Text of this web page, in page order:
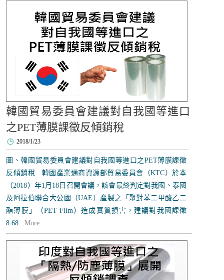
韓國貿易委員會建議對自我國等進口
之PET薄膜課徵反傾銷稅
2018/1/23
圖、韓國貿易委員會建議對自我國等進口之PET薄膜課徵
反傾銷稅 韓國產業通商資源部貿易委員會（KTC）於本
（2018）年1月18日召開會議，該會最終判定對我國、泰國
及阿拉伯聯合大公國（UAE）產製之「聚對苯二甲酸乙二
酯薄膜」（PET Film）造成實質損害，建議對我國課徵
8.68...More